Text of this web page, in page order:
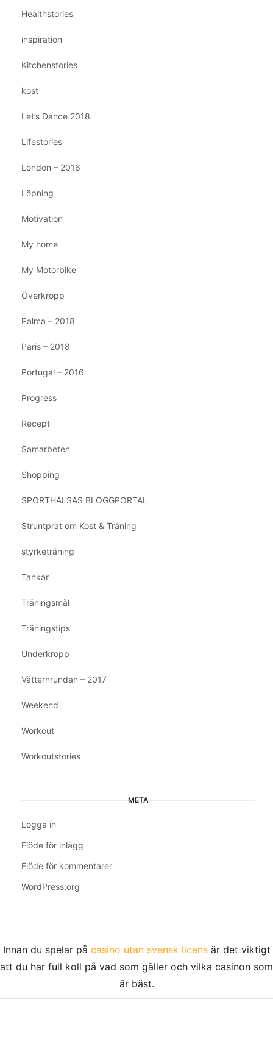
Healthstories
inspiration
Kitchenstories
kost
Let’s Dance 2018
Lifestories
London – 2016
Löpning
Motivation
My home
My Motorbike
Överkropp
Palma – 2018
Paris – 2018
Portugal – 2016
Progress
Recept
Samarbeten
Shopping
SPORTHÄLSAS BLOGGPORTAL
Struntprat om Kost & Träning
styrketräning
Tankar
Träningsmål
Träningstips
Underkropp
Vätternrundan – 2017
Weekend
Workout
Workoutstories
META
Logga in
Flöde för inlägg
Flöde för kommentarer
WordPress.org
Innan du spelar på casino utan svensk licensär det viktigt
att du har full koll på vad som gäller och vilka casinon som
är bäst.